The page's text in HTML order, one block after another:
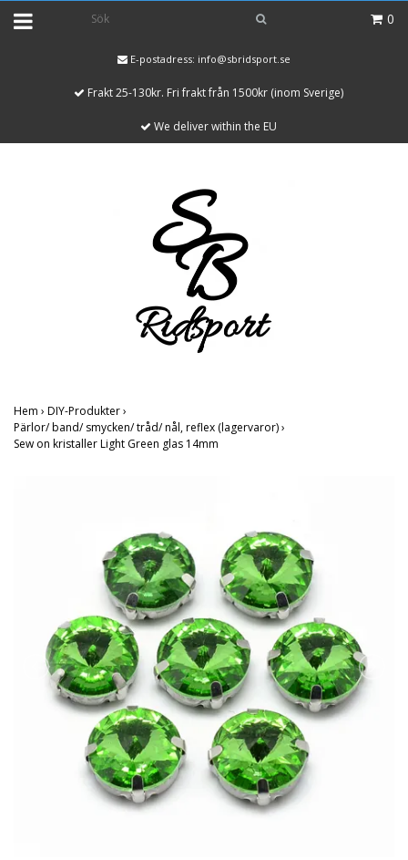
0
E-postadress: info@sbridsport.se
Frakt 25-130kr. Fri frakt från 1500kr (inom Sverige)
We deliver within the EU
Hem › DIY-Produkter›
Pärlor/ band/ smycken/ tråd/ nål, reflex (lagervaror)›
Sew on kristaller Light Green glas 14mm